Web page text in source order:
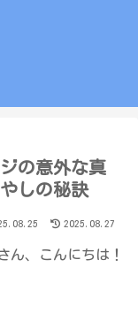
の意外な真
しの秘訣
2025.08.27
ん、こんにちは！